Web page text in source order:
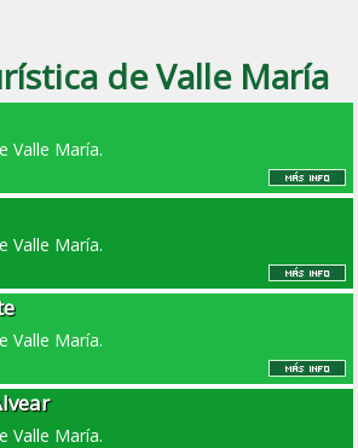
de Valle María
Valle María.
Valle María.
Valle María.
Valle María.